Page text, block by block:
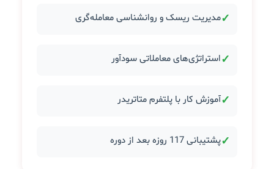
✓مدیریت ریسک و روانشناسی معامله‌گری
✓استراتژی‌های معاملاتی سودآور
✓آموزش کار با پلتفرم متاتریدر
✓پشتیبانی 117 روزه بعد از دوره